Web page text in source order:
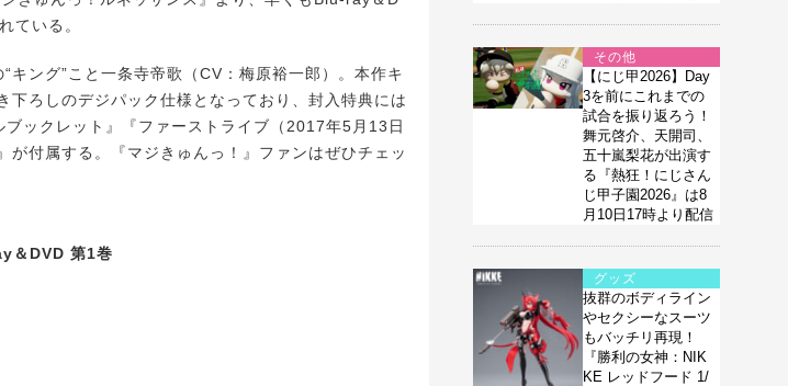
ている。
ング”こと一条寺帝歌（CV：梅原裕一郎）。本作キ
下ろしのデジパック仕様となっており、封入特典には
ックレット』『ファーストライブ（2017年5月13日
が付属する。『マジきゅんっ！』ファンはぜひチェッ
＆DVD 第1巻
その他
【にじ甲2026】Day
3を前にこれまでの
試合を振り返ろう！
舞元啓介、天開司、
五十嵐梨花が出演す
る『熱狂！にじさん
じ甲子園2026』は8
月10日17時より配信
グッズ
抜群のボディライン
やセクシーなスーツ
もバッチリ再現！
『勝利の女神：NIK
KE レッドフード 1/